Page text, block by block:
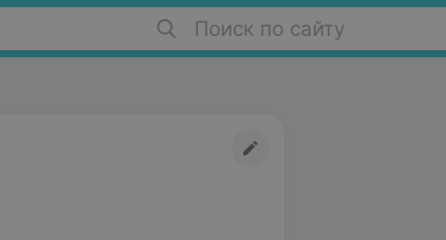
Поиск по сайту